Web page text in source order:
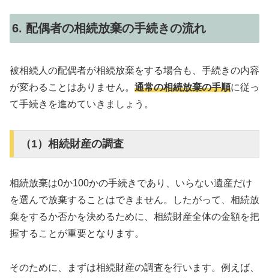
6. 配偶者の相続放棄の手続きの流れ
被相続人の配偶者が相続放棄をする場合も、手続きの内容
が変わることはありません。 通常の相続放棄の手順に従っ
て手続きを進めていきましょう。
（1）相続財産の調査
相続放棄は0か100かの手続きであり、いらない遺産だけ
を選んで放棄することはできません。したがって、相続放
棄をするか否かを決めるために、相続財産全体の金額を把
握することが重要となります。
そのために、まずは相続財産の調査を行います。例えば、